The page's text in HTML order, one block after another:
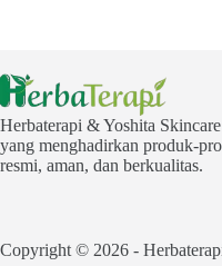
Herbaterapi & Yoshita
yang menghadirkan produk-
resmi, aman, dan berkualitas.
Copyright © 2026 -